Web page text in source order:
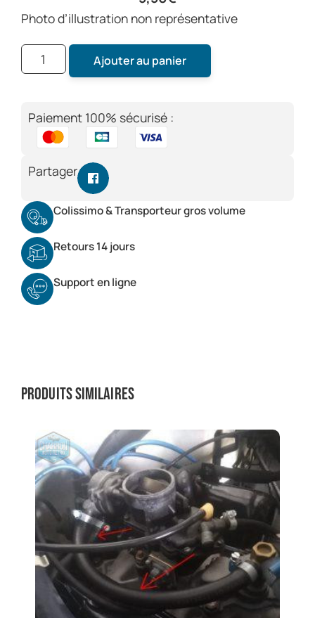
photo d’illustration non représentative
Ajouter au panier
Paiement 100% sécurisé :
Partager
Colissimo & Transporteur gros volume
Retours 14 jours
Support en ligne
Produits similaires